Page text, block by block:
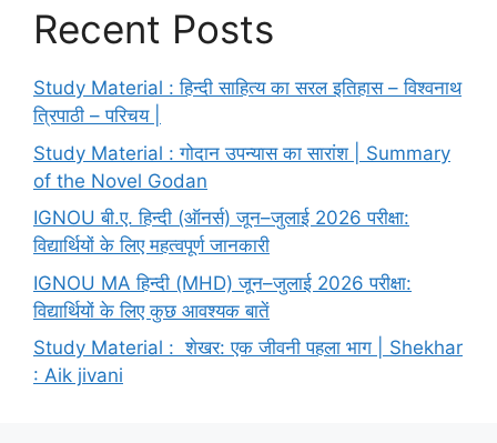
Recent Posts
Study Material : हिन्दी साहित्य का सरल इतिहास – विश्वनाथ
त्रिपाठी – परिचय |
Study Material : गोदान उपन्यास का सारांश | Summary
of the Novel Godan
IGNOU बी.ए. हिन्दी (ऑनर्स) जून–जुलाई 2026 परीक्षा:
विद्यार्थियों के लिए महत्वपूर्ण जानकारी
IGNOU MA हिन्दी (MHD) जून–जुलाई 2026 परीक्षा:
विद्यार्थियों के लिए कुछ आवश्यक बातें
Study Material : शेखर: एक जीवनी पहला भाग | Shekhar
: Aik jivani